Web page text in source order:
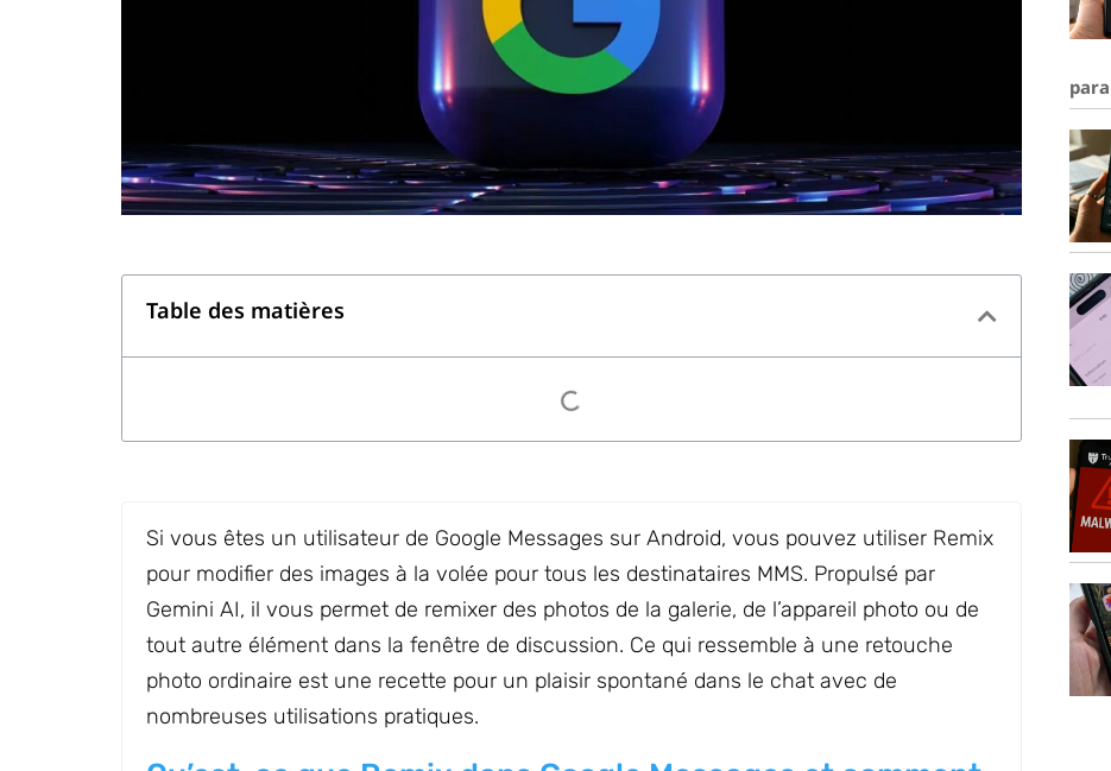
Table des matières
Si vous êtes un utilisateur de Google Messages sur Android, vous pouvez utiliser Remix
pour modifier des images à la volée pour tous les destinataires MMS. Propulsé par
Gemini AI, il vous permet de remixer des photos de la galerie, de l’appareil photo ou de
tout autre élément dans la fenêtre de discussion. Ce qui ressemble à une retouche
photo ordinaire est une recette pour un plaisir spontané dans le chat avec de
nombreuses utilisations pratiques.